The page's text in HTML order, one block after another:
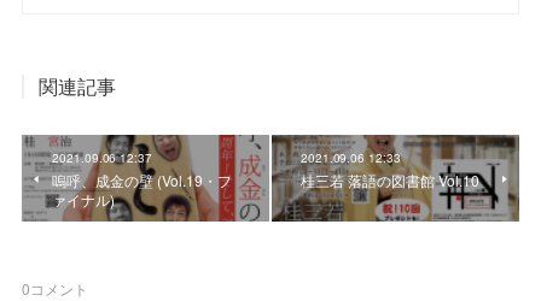
関連記事
2021.09.06 12:37
嗚呼、成金の壁 (Vol.19・フ
ァイナル)
2021.09.06 12:33
桂三若 落語の図書館 Vol.10
0コメント